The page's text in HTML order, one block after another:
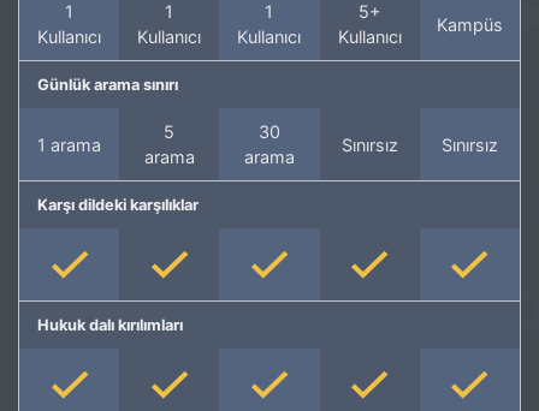
1
Kullanıcı
1
Kullanıcı
1
Kullanıcı
5+
Kullanıcı
Kampüs
Günlük arama sınırı
1 arama
5
arama
30
arama
Sınırsız Sınırsız
Karşı dildeki karşılıklar
Hukuk dalı kırılımları